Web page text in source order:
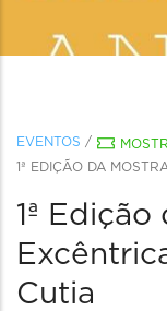
EVENTOS /
1ª EDIÇÃO DA
1ª Edição
Cutia